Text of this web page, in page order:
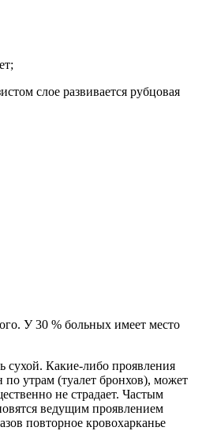
слое развивается рубцовая
У 30 % больных имеет место
сухой. Какие-либо проявления
утрам (туалет бронхов), может
не страдает. Частым
ведущим проявлением
повторное кровохарканье